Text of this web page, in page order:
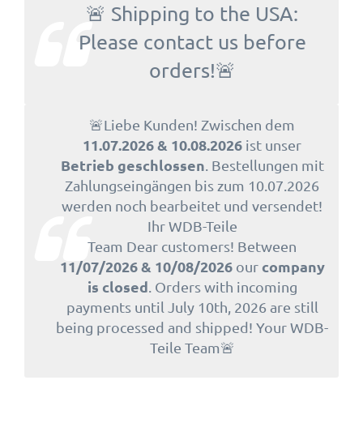
🚨 Shipping to the USA:
Please contact us before
orders!🚨
🚨Liebe Kunden! Zwischen dem
11.07.2026 & 10.08.2026 ist unser
Betrieb geschlossen . Bestellungen mit
Zahlungseingängen bis zum 10.07.2026
werden noch bearbeitet und versendet!
Ihr WDB-Teile
Team Dear customers! Between
11/07/2026 & 10/08/2026our company
is closed . Orders with incoming
payments until July 10th, 2026 are still
being processed and shipped! Your WDB-
Teile Team🚨